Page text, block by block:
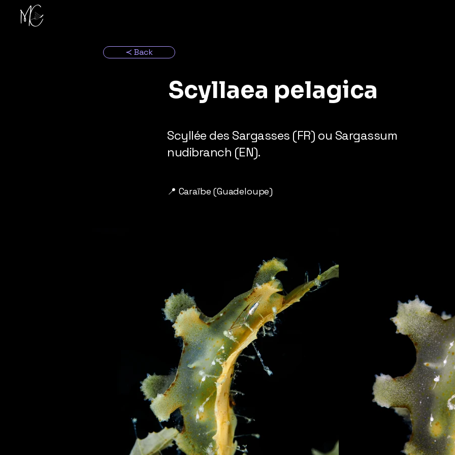
≺ Back
Scyllaea pelagica
Scyllée des Sargasses (FR) ou Sargassum
nudibranch (EN).
📍 Caraïbe (Guadeloupe)